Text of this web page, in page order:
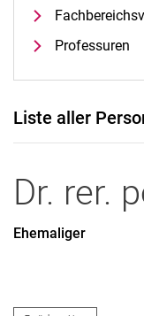
Professuren
Liste aller
Dr. rer.
Ehemaliger